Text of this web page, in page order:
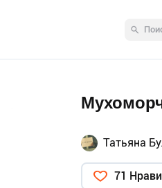
Татьяна
71